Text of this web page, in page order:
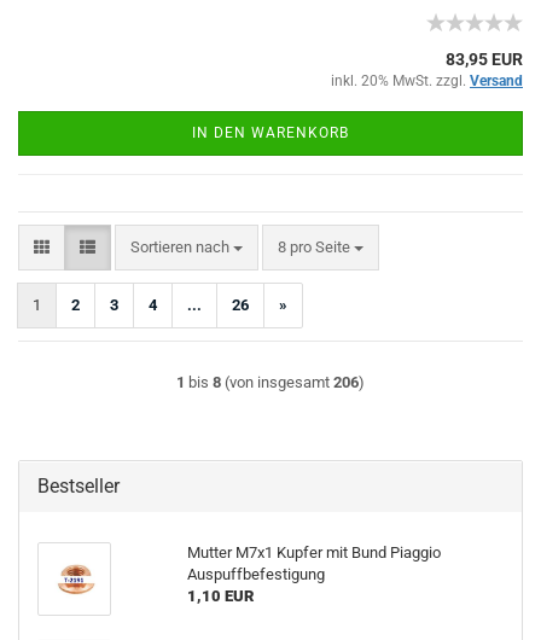
83,95 EUR
inkl. 20% MwSt. zzgl. Versand
IN DEN WARENKORB
Sortieren nach
Sortieren nach 8 pro Seite
pro Seite
1 2 3 4 ... 26 »
1 bis 8 (von insgesamt 206)
Bestseller
Mutter M7x1 Kupfer mit Bund Piaggio
Auspuffbefestigung
1,10 EUR